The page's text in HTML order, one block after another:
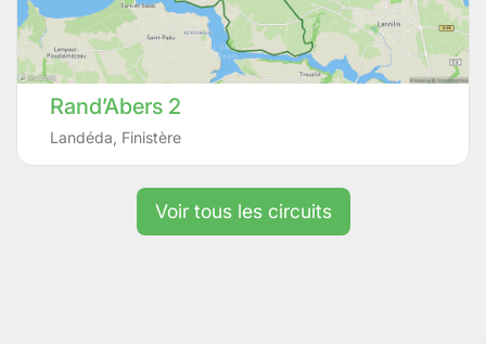
Rand’Abers 2
Landéda Finistère
Voir tous les circuits